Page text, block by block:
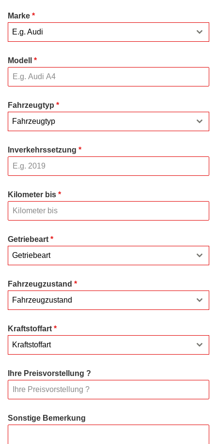
Marke *
E.g. Audi
Modell *
Fahrzeugtyp *
Fahrzeugtyp
Inverkehrssetzung *
Kilometer bis *
Getriebeart *
Getriebeart
Fahrzeugzustand *
Fahrzeugzustand
Kraftstoffart *
Kraftstoffart
Ihre Preisvorstellung ?
Sonstige Bemerkung